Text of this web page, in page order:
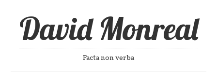
David Monreal
Facta non verba